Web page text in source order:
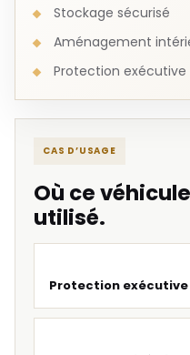
Stockage sécurisé
Aménagement
Protection exécutive
CAS D’USAGE
Où ce
utilisé.
Protection exécutive